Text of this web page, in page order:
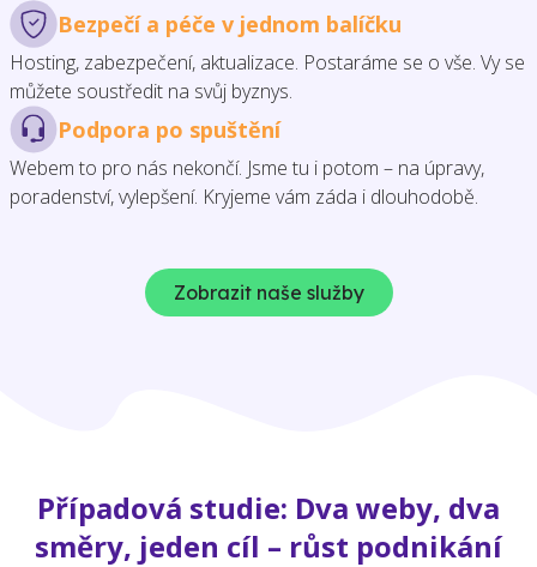
Bezpečí a péče v jednom balíčku
Hosting, zabezpečení, aktualizace. Postaráme se o vše. Vy se
můžete soustředit na svůj byznys.
Podpora po spuštění
Webem to pro nás nekončí. Jsme tu i potom – na úpravy,
poradenství, vylepšení. Kryjeme vám záda i dlouhodobě.
Zobrazit naše služby
Případová studie: Dva weby, dva
směry, jeden cíl – růst podnikání